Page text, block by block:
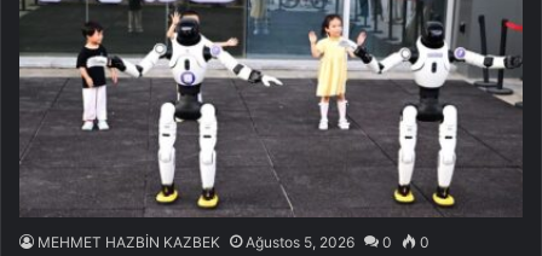
MEHMET HAZBİN KAZBEK Ağustos 5, 2026 0 0